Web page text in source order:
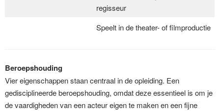
regisseur
Speelt in de theater- of filmproductie
Beroepshouding
Vier eigenschappen staan centraal in de opleiding. Een
gedisciplineerde beroepshouding, omdat deze essentieel is om je
de vaardigheden van een acteur eigen te maken en een fijne